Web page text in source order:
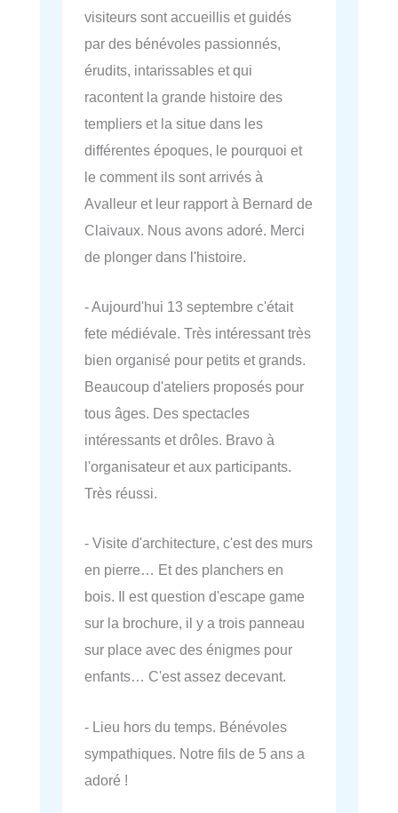
visiteurs sont accueillis et guidés
par des bénévoles passionnés,
érudits, intarissables et qui
racontent la grande histoire des
templiers et la situe dans les
différentes époques, le pourquoi et
le comment ils sont arrivés à
Avalleur et leur rapport à Bernard de
Claivaux. Nous avons adoré. Merci
de plonger dans l'histoire.
- Aujourd'hui 13 septembre c'était
fete médiévale. Très intéressant très
bien organisé pour petits et grands.
Beaucoup d'ateliers proposés pour
tous âges. Des spectacles
intéressants et drôles. Bravo à
l'organisateur et aux participants.
Très réussi.
- Visite d'architecture, c'est des murs
en pierre… Et des planchers en
bois. Il est question d'escape game
sur la brochure, il y a trois panneau
sur place avec des énigmes pour
enfants… C'est assez decevant.
- Lieu hors du temps. Bénévoles
sympathiques. Notre fils de 5 ans a
adoré !